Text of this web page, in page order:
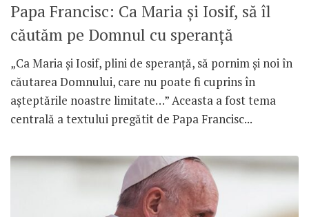
Papa Francisc: Ca Maria și Iosif, să îl
căutăm pe Domnul cu speranță
„Ca Maria și Iosif, plini de speranță, să pornim și noi în
căutarea Domnului, care nu poate fi cuprins în
așteptările noastre limitate…” Aceasta a fost tema
centrală a textului pregătit de Papa Francisc...